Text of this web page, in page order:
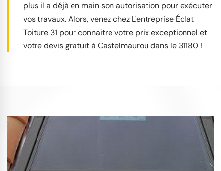
plus il a déjà en main son autorisation pour exécuter
vos travaux. Alors, venez chez L'entreprise Éclat
Toiture 31 pour connaitre votre prix exceptionnel et
votre devis gratuit à Castelmaurou dans le 31180 !